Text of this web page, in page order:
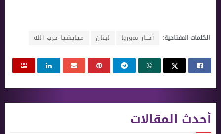
الكلمات المفتاحية: أخبار سوريا لبنان ميليشيا حزب الله
أحدث المقالات